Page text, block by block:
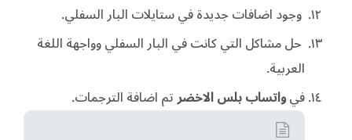
وجود اضافات جديدة في ستايلات البار السفلي.
حل مشاكل التي كانت في البار السفلي وواجهة اللغة
العربية.
فيواتساب بلس الاخضرتم اضافة الترجمات.